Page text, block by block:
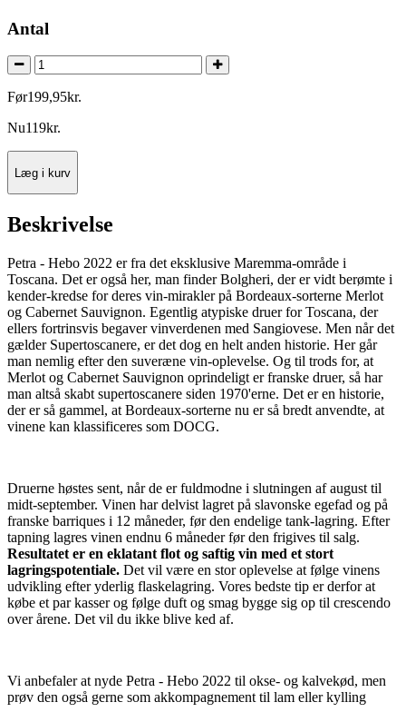
Antal
Før199,95kr.
Nu119kr.
Læg i kurv
Beskrivelse
Petra - Hebo 2022 er fra det eksklusive Maremma-område i
Toscana. Det er også her, man finder Bolgheri, der er vidt berømte i
kender-kredse for deres vin-mirakler på Bordeaux-sorterne Merlot
og Cabernet Sauvignon. Egentlig atypiske druer for Toscana, der
ellers fortrinsvis begaver vinverdenen med Sangiovese. Men når det
gælder Supertoscanere, er det dog en helt anden historie. Her går
man nemlig efter den suveræne vin-oplevelse. Og til trods for, at
Merlot og Cabernet Sauvignon oprindeligt er franske druer, så har
man altså skabt supertoscanere siden 1970'erne. Det er en historie,
der er så gammel, at Bordeaux-sorterne nu er så bredt anvendte, at
vinene kan klassificeres som DOCG.
Druerne høstes sent, når de er fuldmodne i slutningen af august til
midt-september. Vinen har delvist lagret på slavonske egefad og på
franske barriques i 12 måneder, før den endelige tank-lagring. Efter
tapning lagres vinen endnu 6 måneder før den frigives til salg.
Resultatet er en eklatant flot og saftig vin med et stort
lagringspotentiale. Det vil være en stor oplevelse at følge vinens
udvikling efter yderlig flaskelagring. Vores bedste tip er derfor at
købe et par kasser og følge duft og smag bygge sig op til crescendo
over årene. Det vil du ikke blive ked af.
Vi anbefaler at nyde Petra - Hebo 2022 til okse- og kalvekød, men
prøv den også gerne som akkompagnement til lam eller kylling